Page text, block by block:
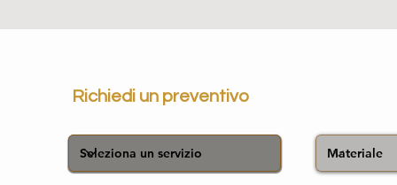
Richiedi un preventivo